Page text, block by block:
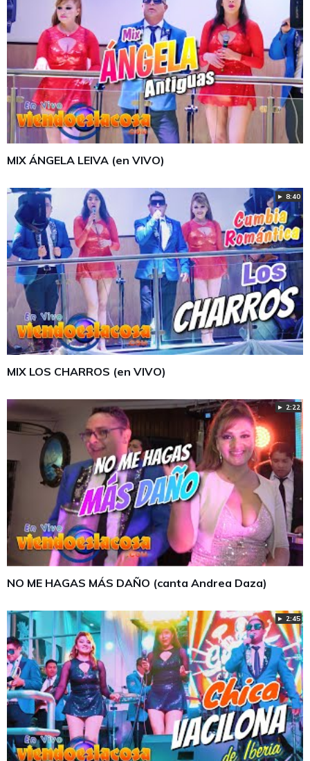
MIX ÁNGELA LEIVA (en VIVO)
► 8:40
MIX LOS CHARROS (en VIVO)
► 2:22
NO ME HAGAS MÁS DAÑO (canta Andrea Daza)
► 2:45